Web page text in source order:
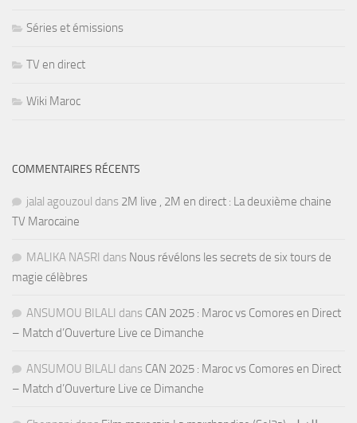
Séries et émissions
TV en direct
Wiki Maroc
COMMENTAIRES RÉCENTS
jalal agouzoul dans 2M live , 2M en direct : La deuxième chaine
TV Marocaine
MALIKA NASRI dans Nous révélons les secrets de six tours de
magie célèbres
ANSUMOU BILALI dans CAN 2025 : Maroc vs Comores en Direct
– Match d’Ouverture Live ce Dimanche
ANSUMOU BILALI dans CAN 2025 : Maroc vs Comores en Direct
– Match d’Ouverture Live ce Dimanche